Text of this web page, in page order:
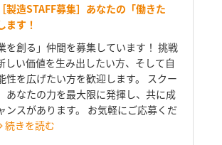
製造STAFF募集］あなたの「働きた
ます！
を創る」仲間を募集しています！ 挑戦
しい価値を生み出したい方、そして自
性を広げたい方を歓迎します。 スクー
あなたの力を最大限に発揮し、共に成
ンスがあります。 お気軽にご応募くだ
続きを読む